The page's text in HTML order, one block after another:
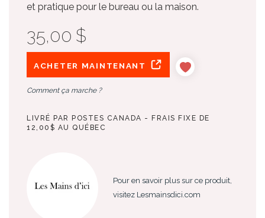
et pratique pour le bureau ou la maison.
35,00 $
ACHETER MAINTENANT
Comment ça marche ?
LIVRÉ PAR POSTES CANADA - FRAIS FIXE DE
12,00$ AU QUÉBEC
Pour en savoir plus sur ce produit,
visitez Lesmainsdici.com